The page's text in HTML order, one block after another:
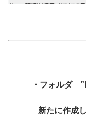
・フォルダ
新たに作成